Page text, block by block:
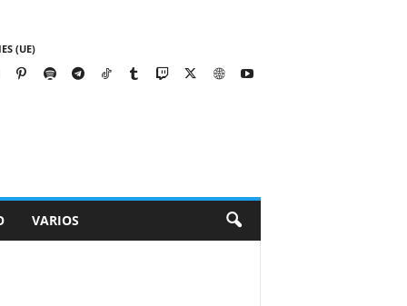
(UE)
VARIOS